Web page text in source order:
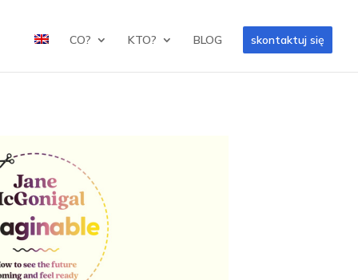
CO? KTO? BLOG skontaktuj się